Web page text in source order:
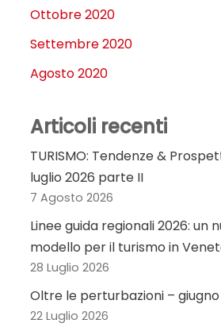
Ottobre 2020
Settembre 2020
Agosto 2020
Articoli recenti
TURISMO: Tendenze &
luglio 2026 parte II
7 Agosto 2026
Linee guida regionali 2026: un
modello per il turismo in
28 Luglio 2026
Oltre le perturbazioni – giugno
22 Luglio 2026